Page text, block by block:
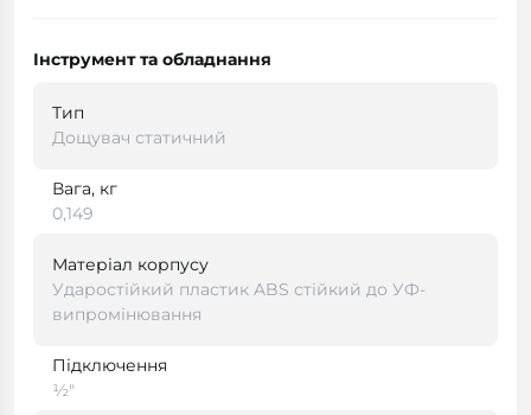
Інструмент та обладнання
Тип
Дощувач статичний
Вага, кг
0,149
Матеріал корпусу
Ударостійкий пластик ABS стійкий до УФ-
випромінювання
Підключення
½"